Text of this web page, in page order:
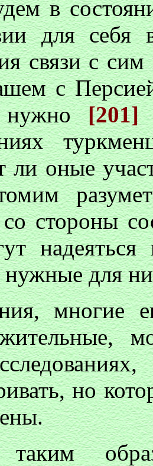
в
для себя
связи с
с
нужно
оные
стороны
нужные для
многие
но